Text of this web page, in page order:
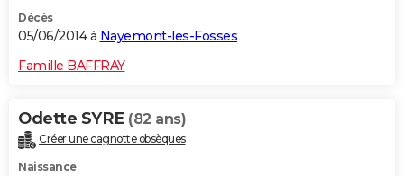
Décès
05/06/2014 à Nayemont-les-Fosses
Famille BAFFRAY
Odette SYRE (82 ans)
Créer une cagnotte obsèques
Naissance